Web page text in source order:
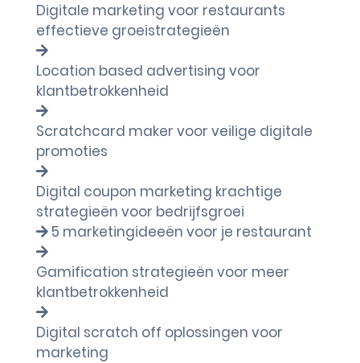
Digitale marketing voor restaurants
effectieve groeistrategieën
Location based advertising voor
klantbetrokkenheid
Scratchcard maker voor veilige digitale
promoties
Digital coupon marketing krachtige
strategieën voor bedrijfsgroei
5 marketingideeën voor je restaurant
Gamification strategieën voor meer
klantbetrokkenheid
Digital scratch off oplossingen voor
marketing